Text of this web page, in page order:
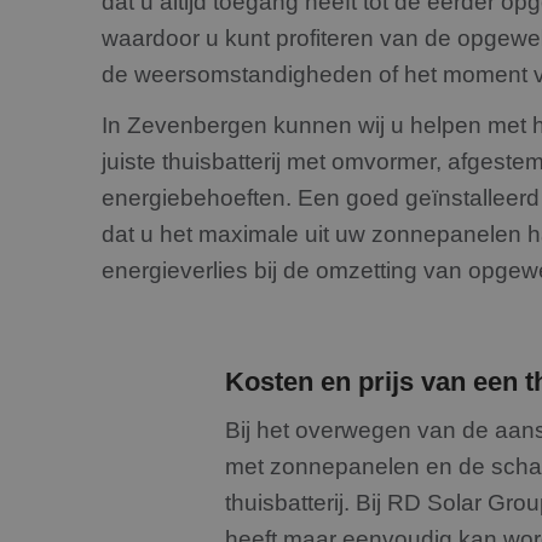
waardoor u kunt profiteren van de
de weersomstandigheden of het moment
In Zevenbergen kunnen wij u helpen met
juiste thuisbatterij met omvormer,
energiebehoeften. Een goed
dat u het maximale uit uw zonnepanelen
energieverlies bij de omzetting van
Kosten en prijs van een
Bij het overwegen van de
met zonnepanelen en de
thuisbatterij. Bij RD Solar
_GRECAPTCHA
Naam
_clsk
_ga_199ZS9T37F
Naam
Naam
fp_user_id